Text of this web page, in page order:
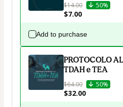
$14.00 50%
$7.00
Add to purchase
PROTOCOLO
TDAH e TEA
$64.00 50%
$32.00